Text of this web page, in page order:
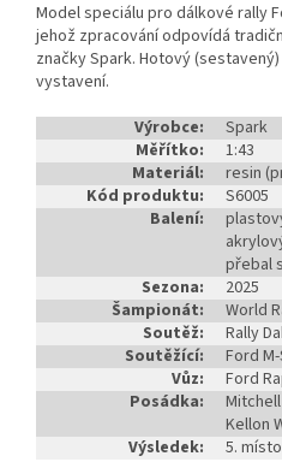
Model speciálu pro dálkové rally
jehož zpracování odpovídá
značky Spark. Hotový
vystavení.
Výrobce:
Spark
Měřítko:
1:43
Materiál:
resin
Kód produktu:
S6005
Balení:
přebal
Sezona:
2025
Šampionát:
World
Soutěž:
Rally
Soutěžící:
Ford
Vůz:
Ford
Posádka:
Kellon
Výsledek:
5. místo